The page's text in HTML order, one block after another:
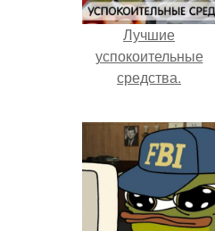
Лучшие
успокоительные
средства.